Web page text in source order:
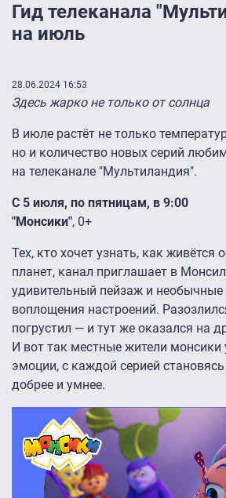
Гид телеканала
на июль
28.06.2024 16:53
Здесь жарко не только от солнца
В июле растёт не только
но и количество новых серий
на телеканале "Мультиландия".
С 5 июля, по пятницам, в 9:00
"Монсики", 0+
Тех, кто хочет узнать, как живётся
планет, канал приглашает в
удивительный пейзаж и
воплощения настроений.
погрустил — и тут же оказался на
И вот так местные жители монсики
эмоции, с каждой серией
добрее и умнее.